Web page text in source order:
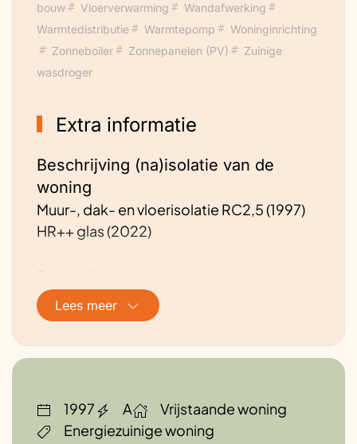
bouw
Vloerverwarming
Wandafwerking
Warmtedistributie
Warmtepomp
Woninginrichting
Zonneboiler
Zonnepanelen (PV)
Zuinige
wasdroger
Extra informatie
Beschrijving (na)isolatie van de
woning
Muur-, dak- en vloerisolatie RC2,5 (1997)
HR++ glas (2022)
de woning
Vloerverwarming op benedenverdieping
en in de badkamer (1997).
Alle ruimten voorzien van
Hybride warmtepomp (Vaillant):
verwarming door warmtepomp, tapwater
Lees meer
1997 A
Vrijstaande woning
Energiezuinige woning